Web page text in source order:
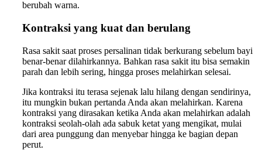
berubah warna.
Kontraksi yang kuat dan berulang
Rasa sakit saat proses persalinan tidak berkurang sebelum bayi
benar-benar dilahirkannya. Bahkan rasa sakit itu bisa semakin
parah dan lebih sering, hingga proses melahirkan selesai.
Jika kontraksi itu terasa sejenak lalu hilang dengan sendirinya,
itu mungkin bukan pertanda Anda akan melahirkan. Karena
kontraksi yang dirasakan ketika Anda akan melahirkan adalah
kontraksi seolah-olah ada sabuk ketat yang mengikat, mulai
dari area punggung dan menyebar hingga ke bagian depan
perut.